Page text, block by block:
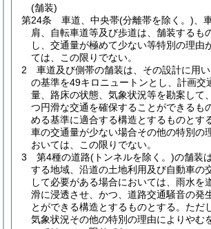
(舗装)
第24条
車道、中央帯(分離帯を除く。) 、
肩、自転車道等及び歩道は、舗装するも
し、交通量が極めて少ない等特別の理由
ては、この限りでない。
2
車道及び側帯の舗装は、その設計に用
の基準を49キロニュートンとし、計画交
量、路床の状態、気象状況等を勘案して
つ円滑な交通を確保することができるも
める基準に適合する構造とするものとする
車の交通量が少ない場合その他の特別の
おいては、この限りでない。
3
第4種の道路(トンネルを除く。)の舗装
する地域、沿道の土地利用及び自動車の
して必要がある場合においては、雨水を
滑に浸透させ、かつ、道路交通騒音の発
とができる構造とするものとする。 ただ
気象状況その他の特別の理由によりやむ